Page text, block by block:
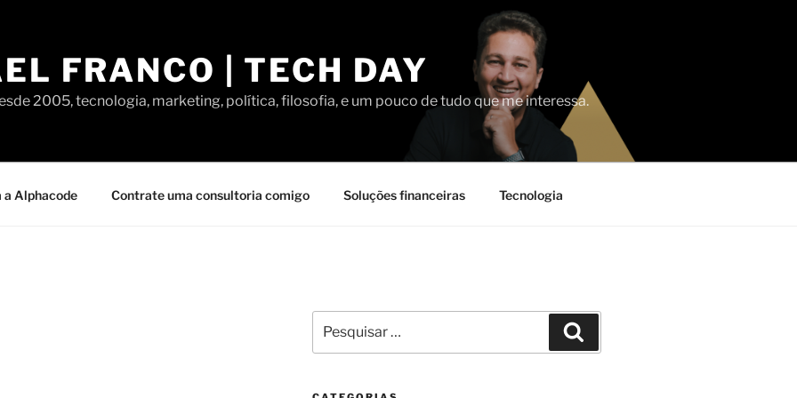
FRANCO | TECH DAY
2005, tecnologia, marketing, política, filosofia, e um pouco de tudo que me interessa.
a Alphacode Contrate uma consultoria comigo Soluções financeiras Tecnologia
por: